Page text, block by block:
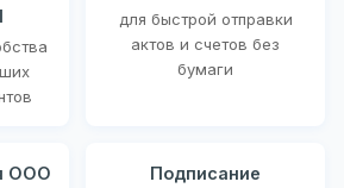
для быстрой отправки
актов и счетов без
бумаги
ООО
Подписание